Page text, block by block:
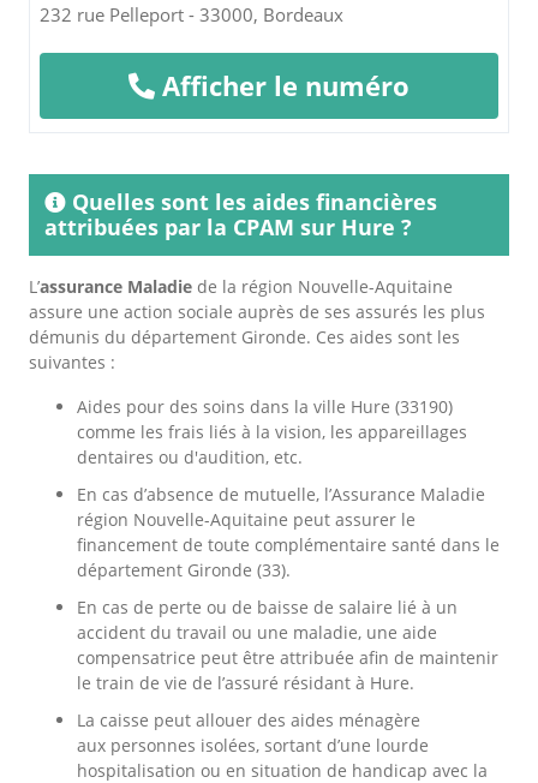
232 rue Pelleport - 33000, Bordeaux
Afficher le numéro
Quelles sont les aides financières
attribuées par la CPAM sur Hure ?
L’assurance Maladie de la région Nouvelle-Aquitaine
assure une action sociale auprès de ses assurés les plus
démunis du département Gironde. Ces aides sont les
suivantes :
Aides pour des soins dans la ville Hure (33190)
comme les frais liés à la vision, les appareillages
dentaires ou d'audition, etc.
En cas d’absence de mutuelle, l’Assurance Maladie
région Nouvelle-Aquitaine peut assurer le
financement de toute complémentaire santé dans le
département Gironde (33).
En cas de perte ou de baisse de salaire lié à un
accident du travail ou une maladie, une aide
compensatrice peut être attribuée afin de maintenir
le train de vie de l’assuré résidant à Hure.
La caisse peut allouer des aides ménagère
aux personnes isolées, sortant d’une lourde
hospitalisation ou en situation de handicap avec la